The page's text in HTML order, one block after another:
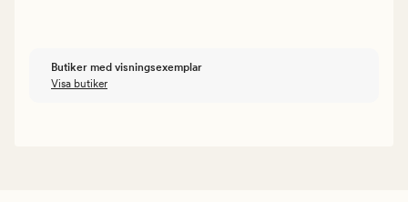
Butiker med visningsexemplar
Visa butiker